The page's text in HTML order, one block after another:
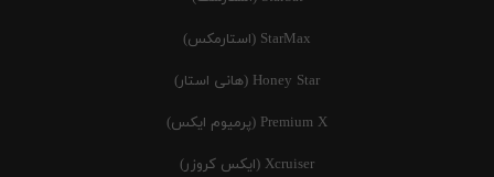
StarMax (استارمکس)
Honey Star (هانی استار)
Premium X (پرمیوم ایکس)
Xcruiser (ایکس کروزر)